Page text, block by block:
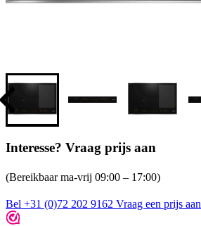
Interesse? Vraag prijs aan
(Bereikbaar ma-vrij 09:00 – 17:00)
Bel +31 (0)72 202 9162 Vraag een prijs aan